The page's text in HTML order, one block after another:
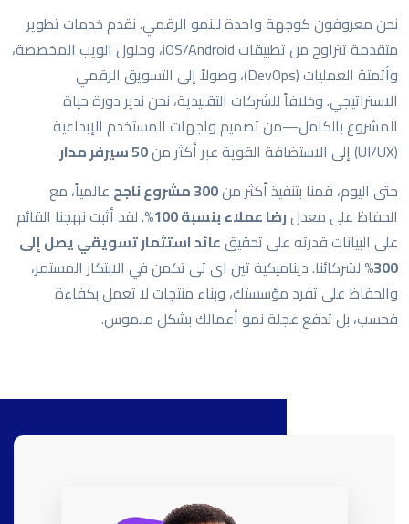
نحن معروفون كوجهة واحدة للنمو الرقمي. نقدم خدمات تطوير
متقدمة تتراوح من تطبيقات iOS/Android، وحلول الويب المخصصة،
وأتمتة العمليات (DevOps)، وصولاً إلى التسويق الرقمي
الاستراتيجي. وخلافاً للشركات التقليدية، نحن ندير دورة حياة
المشروع بالكامل—من تصميم واجهات المستخدم الإبداعية
(UI/UX) إلى الاستضافة القوية عبر أكثر من
50 سيرفر مدار
.
حتى اليوم، قمنا بتنفيذ أكثر من300 مشروع ناجح
عالمياً، مع
الحفاظ على معدلرضا عملاء بنسبة 100%
. لقد أثبت نهجنا القائم
على البيانات قدرته على تحقيقعائد استثمار تسويقي يصل إلى
300% لشركائنا. ديناميكية تين اى تى تكمن في الابتكار المستمر،
والحفاظ على تفرد مؤسستك، وبناء منتجات لا تعمل بكفاءة
فحسب، بل تدفع عجلة نمو أعمالك بشكل ملموس.